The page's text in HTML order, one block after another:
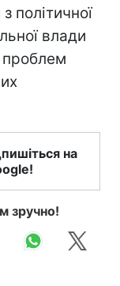
політичної
влади
проблем
на
зручно!